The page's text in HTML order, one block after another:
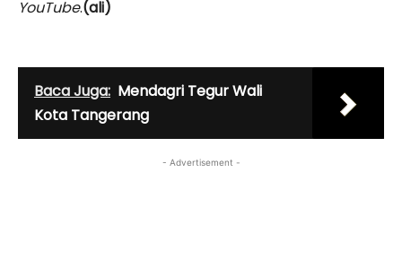
YouTube.(ali)
Baca Juga: Mendagri Tegur Wali
Kota Tangerang
- Advertisement -